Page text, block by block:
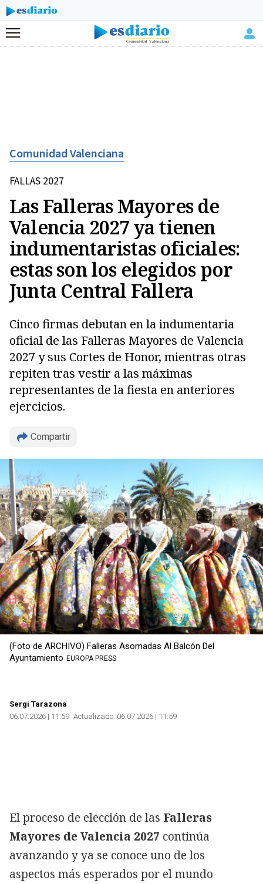
Menú
Comunidad Valenciana
FALLAS 2027
Las Falleras Mayores de
Valencia 2027 ya tienen
indumentaristas oficiales:
estas son los elegidos por
Junta Central Fallera
Cinco firmas debutan en la indumentaria
oficial de las Falleras Mayores de Valencia
2027 y sus Cortes de Honor, mientras otras
repiten tras vestir a las máximas
representantes de la fiesta en anteriores
ejercicios.
Compartir
Copiar
(Foto de ARCHIVO) Falleras Asomadas Al Balcón Del
Ayuntamiento EUROPA PRESS
Sergi Tarazona
06.07.2026 | 11:59 Actualizado: 06.07.2026 | 11:59
El proceso de elección de las Falleras
Mayores de Valencia 2027 continúa
avanzando y ya se conoce uno de los
aspectos más esperados por el mundo